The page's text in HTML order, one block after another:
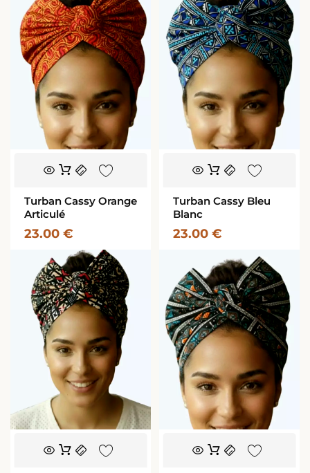
Turban Cassy Orange
Articulé
23.00 €
Turban Cassy Bleu
Blanc
23.00 €